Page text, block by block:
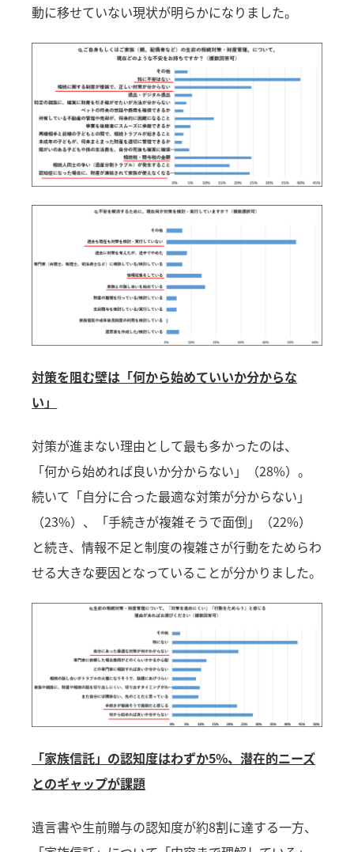
動に移せていない現状が明らかになりました。
対策を阻む壁は「何から始めていいか分からな
い」
対策が進まない理由として最も多かったのは、
「何から始めれば良いか分からない」（28%）。
続いて「自分に合った最適な対策が分からない」
（23%）、「手続きが複雑そうで面倒」（22%）
と続き、情報不足と制度の複雑さが行動をためらわ
せる大きな要因となっていることが分かりました。
「家族信託」の認知度はわずか5%、潜在的ニーズ
とのギャップが課題
遺言書や生前贈与の認知度が約8割に達する一方、